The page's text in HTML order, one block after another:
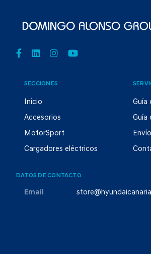
SECCIONES
Inicio
Accesorios
MotorSport
Cargadores eléctricos
Guía
Guía
DATOS DE CONTACTO
Email